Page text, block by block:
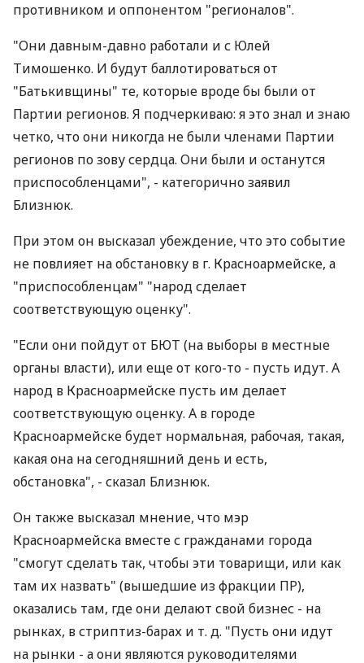
противником и оппонентом "регионалов".
"Они давным-давно работали и с Юлей
Тимошенко. И будут баллотироваться от
"Батькивщины" те, которые вроде бы были от
Партии регионов. Я подчеркиваю: я это знал и знаю
четко, что они никогда не были членами Партии
регионов по зову сердца. Они были и останутся
приспособленцами", - категорично заявил
Близнюк.
При этом он высказал убеждение, что это событие
не повлияет на обстановку в г. Красноармейске, а
"приспособленцам" "народ сделает
соответствующую оценку".
"Если они пойдут от БЮТ (на выборы в местные
органы власти), или еще от кого-то - пусть идут. А
народ в Красноармейске пусть им делает
соответствующую оценку. А в городе
Красноармейске будет нормальная, рабочая, такая,
какая она на сегодняшний день и есть,
обстановка", - сказал Близнюк.
Он также высказал мнение, что мэр
Красноармейска вместе с гражданами города
"смогут сделать так, чтобы эти товарищи, или как
там их назвать" (вышедшие из фракции ПР),
оказались там, где они делают свой бизнес - на
рынках, в стриптиз-барах и т. д. "Пусть они идут
на рынки - а они являются руководителями